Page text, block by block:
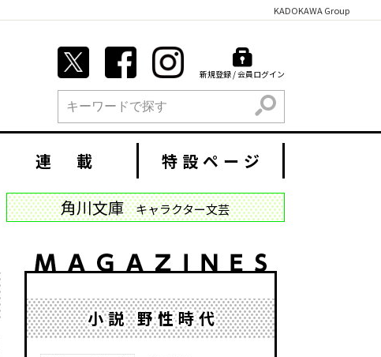
KADOKAWA Group
新規登録 / 会員ログイン
検索
連 載 特設ページ
角川文庫 キャラクター文芸
小説 野性時代